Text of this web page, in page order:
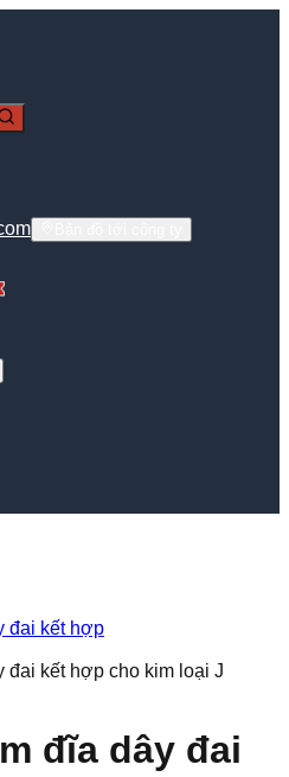
đai kết hợp
đai kết hợp cho kim loại J
đĩa dây đai